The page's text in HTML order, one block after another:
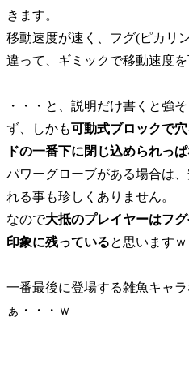
きます。
移動速度が速く、フグ(ピカリ
違って、ギミックで移動速度を
・・・と、説明だけ書くと強
ず、しかも可動式ブロックで
ドの一番下に閉じ込められっ
パワーグローブがある場合は
れる事も珍しくありません。
なので大抵のプレイヤーはフ
印象に残っていると思いますｗ
一番最後に登場する雑魚キャ
ぁ・・・ｗ